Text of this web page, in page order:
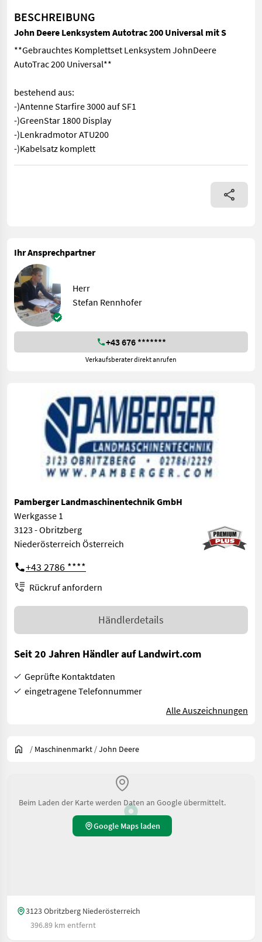
BESCHREIBUNG
John Deere Lenksystem Autotrac 200 Universal mit S
**Gebrauchtes Komplettset Lenksystem JohnDeere
AutoTrac 200 Universal**
bestehend aus:
-)Antenne Starfire 3000 auf SF1
-)GreenStar 1800 Display
-)Lenkradmotor ATU200
-)Kabelsatz komplett
**Gebrauchtes Komplettset Lenksystem JohnDeere AutoTrac
Ihr Ansprechpartner
Herr
Stefan Rennhofer
+43 676 *******
Verkaufsberater direkt anrufen
Pamberger Landmaschinentechnik GmbH
Werkgasse 1
3123 - Obritzberg
Niederösterreich Österreich
+43 2786 ****
Rückruf anfordern
Händlerdetails
Seit 20 Jahren Händler auf Landwirt.com
Geprüfte Kontaktdaten
eingetragene Telefonnummer
Alle Auszeichnungen
/ Maschinenmarkt /John Deere
Beim Laden der Karte werden Daten an Google übermittelt.
Google Maps laden
3123 Obritzberg Niederösterreich
396.89 km entfernt